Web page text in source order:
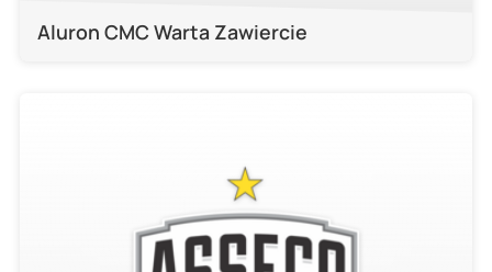
Aluron CMC Warta Zawiercie